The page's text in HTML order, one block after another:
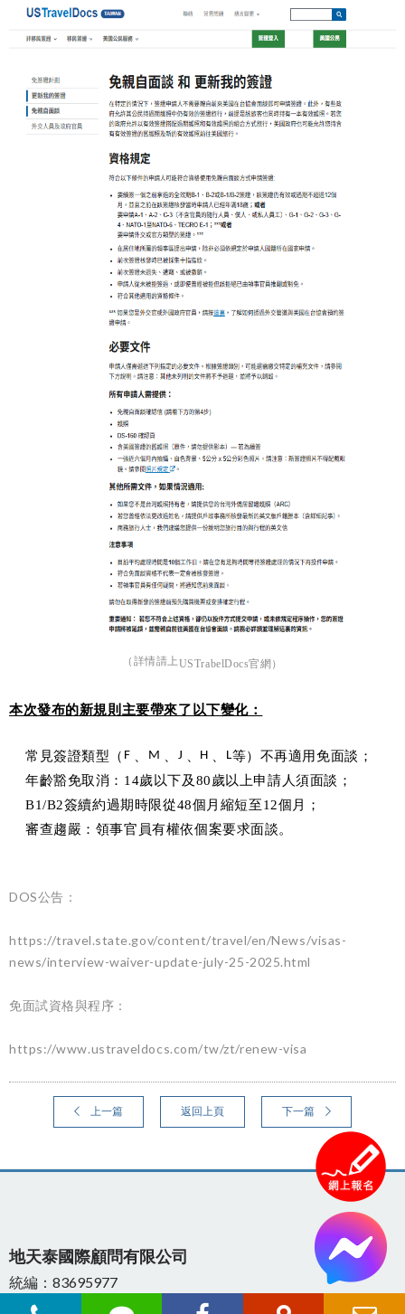
（詳情請上USTrabelDocs官網）
本次發布的新規則主要帶來了以下變化：
常見簽證類型（ F M J H L等）不再適用免面談；
年齡豁免取消：14歲以下及80歲以上申請人須面談；
B1/B2簽續約過期時限從48個月縮短至12個月；
審查趨嚴：領事官員有權依個案要求面談。
DOS公告：
https://travel.state.gov/content/travel/en/News/visas-
news/interview-waiver-update-july-25-2025.html
免面試資格與程序：
https://www.ustraveldocs.com/tw/zt/renew-visa
上一篇 返回上頁 下一篇
地天泰國際顧問有限公司
統編：83695977